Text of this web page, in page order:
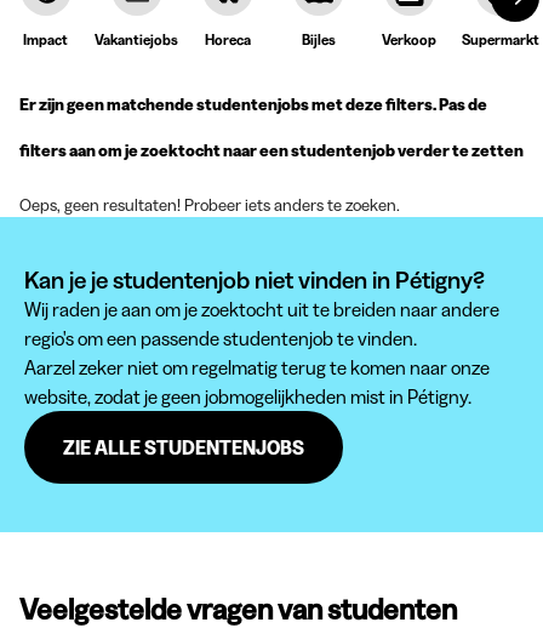
Impact Vakantiejobs Horeca Bijles Verkoop Supermarkt
Er zijn geen matchende studentenjobs met deze filters. Pas de
filters aan om je zoektocht naar een studentenjob verder te zetten
Oeps, geen resultaten! Probeer iets anders te zoeken.
Kan je je studentenjob niet vinden in Pétigny?
Wij raden je aan om je zoektocht uit te breiden naar andere
regio's om een passende studentenjob te vinden.
Aarzel zeker niet om regelmatig terug te komen naar onze
website, zodat je geen jobmogelijkheden mist in Pétigny.
ZIE ALLE STUDENTENJOBS
Veelgestelde vragen van studenten